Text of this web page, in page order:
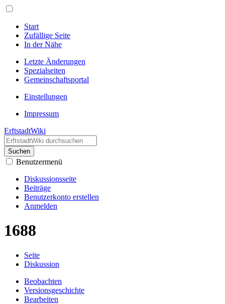
Start
Zufällige Seite
In der Nähe
Letzte Änderungen
Spezialseiten
Gemeinschafts­portal
Einstellungen
Impressum
ErftstadtWiki
Suchen
Benutzermenü
Diskussionsseite
Beiträge
Benutzerkonto erstellen
Anmelden
1688
Seite
Diskussion
Beobachten
Versionsgeschichte
Bearbeiten